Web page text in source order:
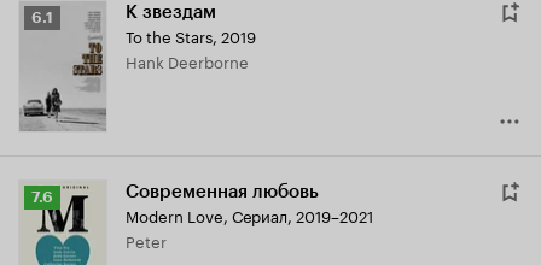
Рейтинг
Кинопоиска
6.1 К звездам
To the Stars, 2019
Hank Deerborne
Рейтинг
Кинопоиска
7.6
7.6 Современная любовь
Modern Love, Сериал, 2019–2021
Peter